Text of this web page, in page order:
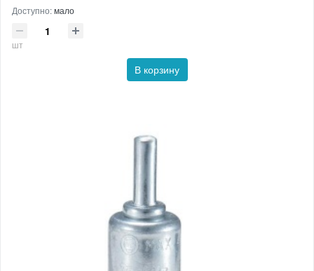
Доступно:мало
шт
В корзину